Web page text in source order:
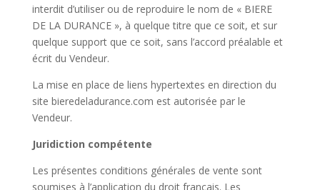
interdit d’utiliser ou de reproduire le nom de « BIERE
DE LA DURANCE », à quelque titre que ce soit, et sur
quelque support que ce soit, sans l’accord préalable et
écrit du Vendeur.
La mise en place de liens hypertextes en direction du
site bieredeladurance.com est autorisée par le
Vendeur.
Juridiction compétente
Les présentes conditions générales de vente sont
soumises à l’application du droit français. Les